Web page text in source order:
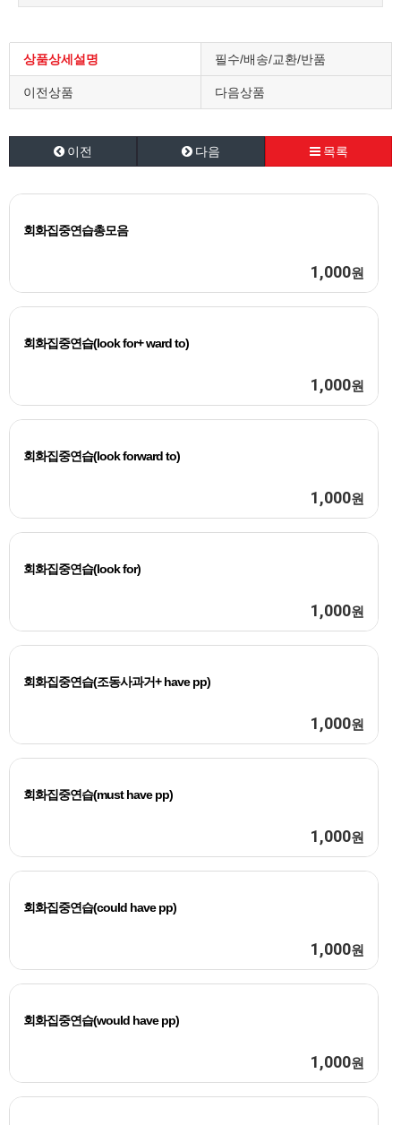
상품상세설명 필수/배송/교환/반품
이전상품 다음상품
이전 다음 목록
회화집중연습총모음
1,000원
회화집중연습(look for+ ward to)
1,000원
회화집중연습(look forward to)
1,000원
회화집중연습(look for)
1,000원
회화집중연습(조동사과거+ have pp)
1,000원
회화집중연습(must have pp)
1,000원
회화집중연습(could have pp)
1,000원
회화집중연습(would have pp)
1,000원